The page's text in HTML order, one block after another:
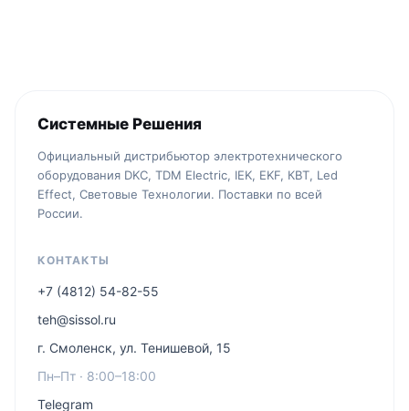
Системные Решения
Официальный дистрибьютор электротехнического
оборудования DKC, TDM Electric, IEK, EKF, КВТ, Led
Effect, Световые Технологии. Поставки по всей
России.
КОНТАКТЫ
+7 (4812) 54-82-55
teh@sissol.ru
г. Смоленск, ул. Тенишевой, 15
Пн–Пт · 8:00–18:00
Telegram